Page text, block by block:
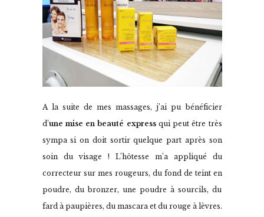
A la suite de mes massages, j’ai pu bénéficier
d’une mise en beauté express qui peut être très
sympa si on doit sortir quelque part après son
soin du visage ! L’hôtesse m’a appliqué du
correcteur sur mes rougeurs, du fond de teint en
poudre, du bronzer, une poudre à sourcils, du
fard à paupières, du mascara et du rouge à lèvres.